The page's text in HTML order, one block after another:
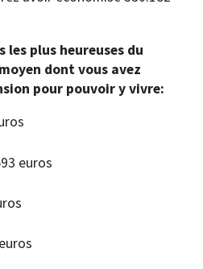
les plus heureuses du
dont vous avez
pour pouvoir y vivre:
euros